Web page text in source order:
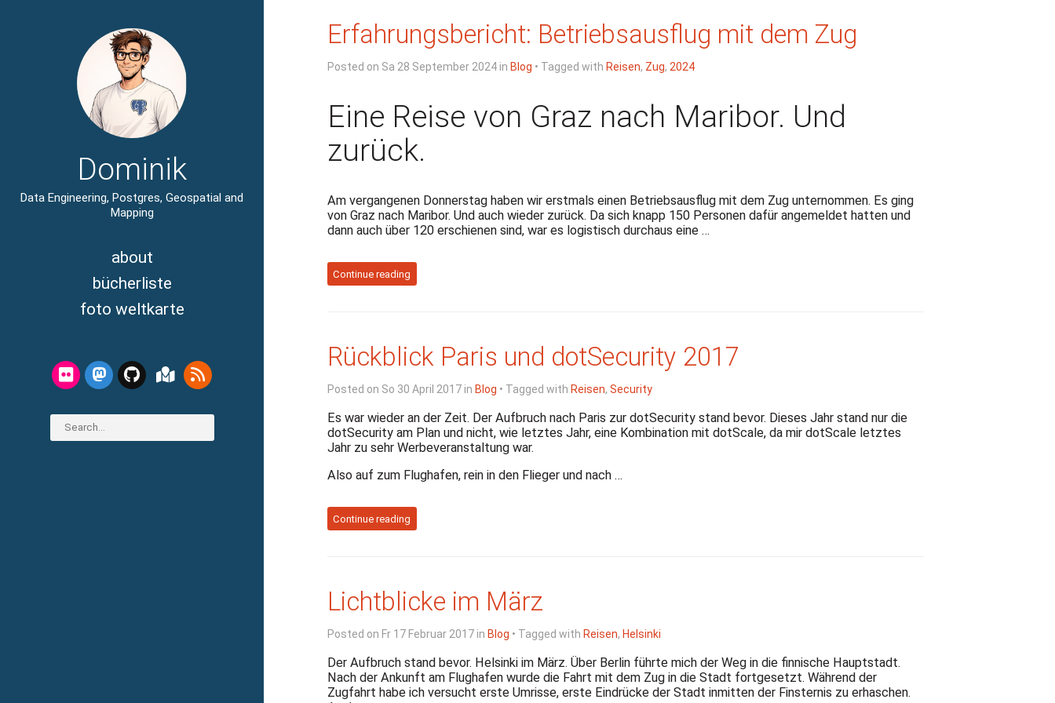
Dominik
Data Engineering, Postgres, Geospatial and
Mapping
about
bücherliste
foto weltkarte
Erfahrungsbericht: Betriebsausflug mit dem Zug
Posted on Sa 28 September 2024 in Blog • Tagged with Reisen, Zug, 2024
Eine Reise von Graz nach Maribor. Und
zurück.
Am vergangenen Donnerstag haben wir erstmals einen Betriebsausflug mit dem Zug unternommen. Es ging
von Graz nach Maribor. Und auch wieder zurück. Da sich knapp 150 Personen dafür angemeldet hatten und
dann auch über 120 erschienen sind, war es logistisch durchaus eine …
Continue reading
Rückblick Paris und dotSecurity 2017
Posted on So 30 April 2017 in Blog • Tagged with Reisen, Security
Es war wieder an der Zeit. Der Aufbruch nach Paris zur dotSecurity stand bevor. Dieses Jahr stand nur die
dotSecurity am Plan und nicht, wie letztes Jahr, eine Kombination mit dotScale, da mir dotScale letztes
Jahr zu sehr Werbeveranstaltung war.
Also auf zum Flughafen, rein in den Flieger und nach …
Continue reading
Lichtblicke im März
Posted on Fr 17 Februar 2017 in Blog • Tagged with Reisen, Helsinki
Der Aufbruch stand bevor. Helsinki im März. Über Berlin führte mich der Weg in die finnische Hauptstadt.
Nach der Ankunft am Flughafen wurde die Fahrt mit dem Zug in die Stadt fortgesetzt. Während der
Zugfahrt habe ich versucht erste Umrisse, erste Eindrücke der Stadt inmitten der Finsternis zu erhaschen.